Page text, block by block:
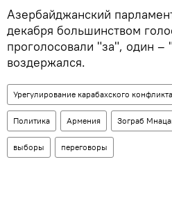
Азербайджанский
декабря большинством
проголосовали "за", один –
воздержался.
Урегулирование карабахского конфликта
Политика Армения Зограб
выборы переговоры